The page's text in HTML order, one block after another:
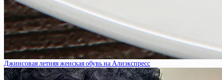
Джинсовая летняя женская обувь на Алиэкспресс